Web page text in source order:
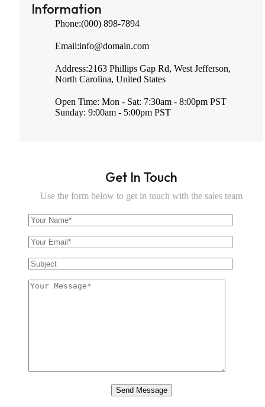
Information
Phone:(000) 898-7894
Email:info@domain.com
Address:2163 Phillips Gap Rd, West Jefferson,
North Carolina, United States
Open Time: Mon - Sat: 7:30am - 8:00pm PST
Sunday: 9:00am - 5:00pm PST
Get In Touch
Use the form below to get in touch with the sales team